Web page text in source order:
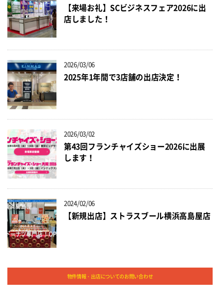
【来場お礼】SCビジネスフェア2026に出
店しました！
2026/03/06
2025年1年間で3店舗の出店決定！
2026/03/02
第43回フランチャイズショー2026に出展
します！
2024/02/06
【新規出店】ストラスブール横浜高島屋店
物件情報・出店についてのお問い合わせ